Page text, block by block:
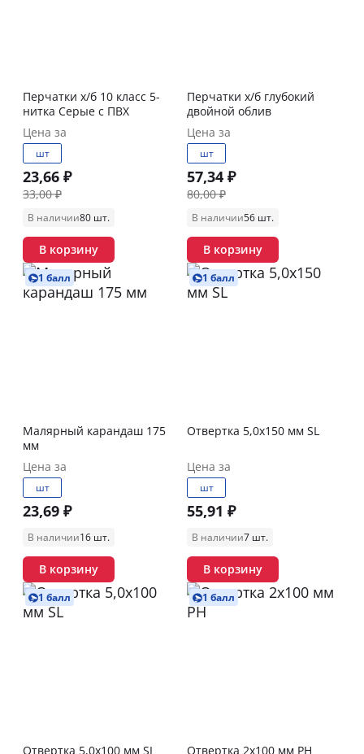
Перчатки х/б 10 класс 5-
нитка Серые с ПВХ
Цена за
шт
23,66 ₽
33,00 ₽
В наличии80 шт.
В корзину
Перчатки х/б глубокий
двойной облив
Цена за
шт
57,34 ₽
80,00 ₽
В наличии56 шт.
В корзину
1 балл
Малярный карандаш 175
мм
Цена за
шт
23,69 ₽
В наличии16 шт.
В корзину
1 балл
Отвертка 5,0х150 мм SL
Цена за
шт
55,91 ₽
В наличии7 шт.
В корзину
1 балл
Отвертка 5,0х100 мм SL
1 балл
Отвертка 2х100 мм PH